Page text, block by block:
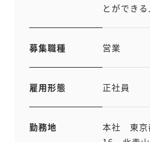
とができる
募集職種 営業
雇用形態 正社員
勤務地
本社 東京